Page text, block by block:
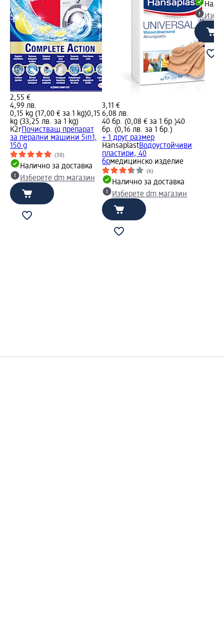
2,55 €
4,99 лв.
0,15 kg (17,00 € за 1 kg)0,15
kg (33,25 лв. за 1 kg)
K2rПочистващ препарат
за перални машини 5in1,
150 g
(30)
Налично за доставка
Изберете dm магазин
3,11 €
6,08 лв.
40 бр. (0,08 € за 1 бр.)40
бр. (0,16 лв. за 1 бр.)
+ 1 друг размер
HansaplastВодоустойчиви
пластири, 40
брмедицинско изделие
(6)
Налично за доставка
Изберете dm магазин